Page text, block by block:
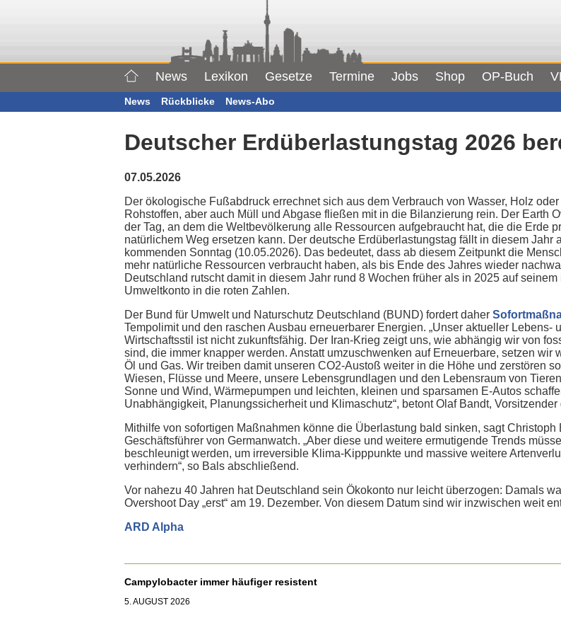
News Lexikon Gesetze Termine Jobs Shop OP-Buch
News Rückblicke News-Abo
Deutscher Erdüberlastungstag 2026
07.05.2026
Der ökologische Fußabdruck errechnet sich aus dem Verbrauch von Wasser, Holz
Rohstoffen, aber auch Müll und Abgase fließen mit in die Bilanzierung rein. Der Earth
der Tag, an dem die Weltbevölkerung alle Ressourcen aufgebraucht hat, die die Erde
natürlichem Weg ersetzen kann. Der deutsche Erdüberlastungstag fällt in diesem Jahr
kommenden Sonntag (10.05.2026). Das bedeutet, dass ab diesem Zeitpunkt die
mehr natürliche Ressourcen verbraucht haben, als bis Ende des Jahres wieder
Deutschland rutscht damit in diesem Jahr rund 8 Wochen früher als in 2025 auf seinem
Umweltkonto in die roten Zahlen.
Der Bund für Umwelt und Naturschutz Deutschland (BUND) fordert daher
Tempolimit und den raschen Ausbau erneuerbarer Energien. „Unser aktueller Lebens-
Wirtschaftsstil ist nicht zukunftsfähig. Der Iran-Krieg zeigt uns, wie abhängig wir von
sind, die immer knapper werden. Anstatt umzuschwenken auf Erneuerbare, setzen wir
Öl und Gas. Wir treiben damit unseren CO2-Austoß weiter in die Höhe und zerstören
Wiesen, Flüsse und Meere, unsere Lebensgrundlagen und den Lebensraum von
Sonne und Wind, Wärmepumpen und leichten, kleinen und sparsamen E-Autos
Unabhängigkeit, Planungssicherheit und Klimaschutz“, betont Olaf Bandt, Vorsitzender
Mithilfe von sofortigen Maßnahmen könne die Überlastung bald sinken, sagt Christoph
Geschäftsführer von Germanwatch. „Aber diese und weitere ermutigende Trends
beschleunigt werden, um irreversible Klima-Kipppunkte und massive weitere
verhindern“, so Bals abschließend.
Vor nahezu 40 Jahren hat Deutschland sein Ökokonto nur leicht überzogen: Damals
Overshoot Day „erst“ am 19. Dezember. Von diesem Datum sind wir inzwischen weit
ARD Alpha
Campylobacter immer häufiger resistent
5. AUGUST 2026